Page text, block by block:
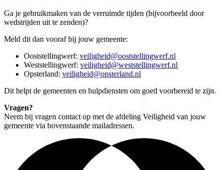
Ga je gebruikmaken van de verruimde tijden (bijvoorbeeld door
wedstrijden uit te zenden)?
Meld dit dan vooraf bij jouw gemeente:
Ooststellingwerf: veiligheid@ooststellingwerf.nl
Weststellingwerf: veiligheid@weststellingwerf.nl
Opsterland: veiligheid@opsterland.nl
Dit helpt de gemeenten en hulpdiensten om goed voorbereid te zijn.
Vragen?
Neem bij vragen contact op met de afdeling Veiligheid van jouw
gemeente via bovenstaande mailadressen.